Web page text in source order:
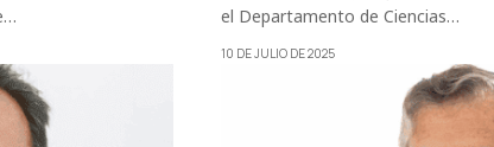
el Departamento de Ciencias…
10 DE JULIO DE 2025